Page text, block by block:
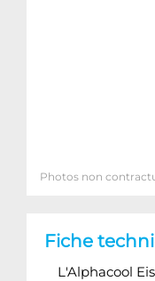
Photos non
Fiche
L'Alphacool